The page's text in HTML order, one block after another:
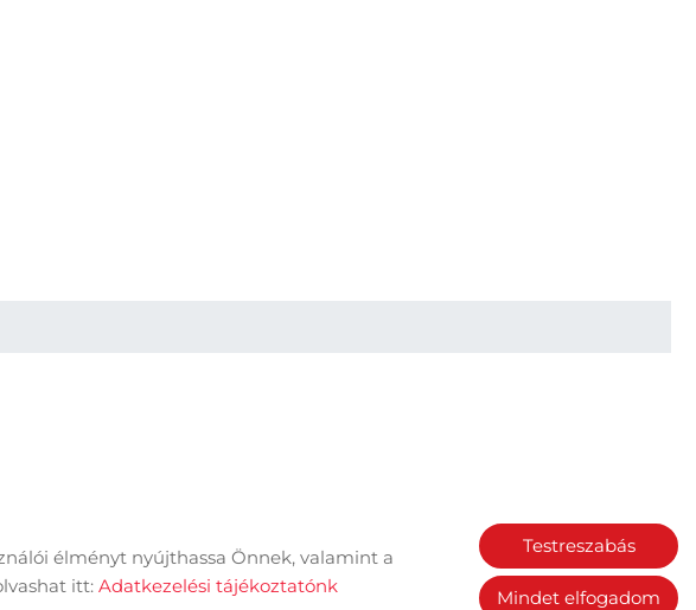
Impresszum
Sütik kezelése
Mindet elfogadom
Testreszabás
élményt nyújthassa Önnek, valamint a
itt: Adatkezelési tájékoztatónk